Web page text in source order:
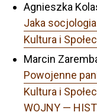
Agnieszka
Jaka
Kultura i
Marcin
Powojenne
Kultura i
WOJNY —